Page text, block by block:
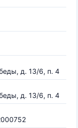
д. 13/6, п. 4
д. 13/6, п. 4